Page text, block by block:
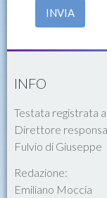
INVIA
INFO
Testata registrata
Direttore
Fulvio di Giuseppe
Redazione:
Emiliano Moccia